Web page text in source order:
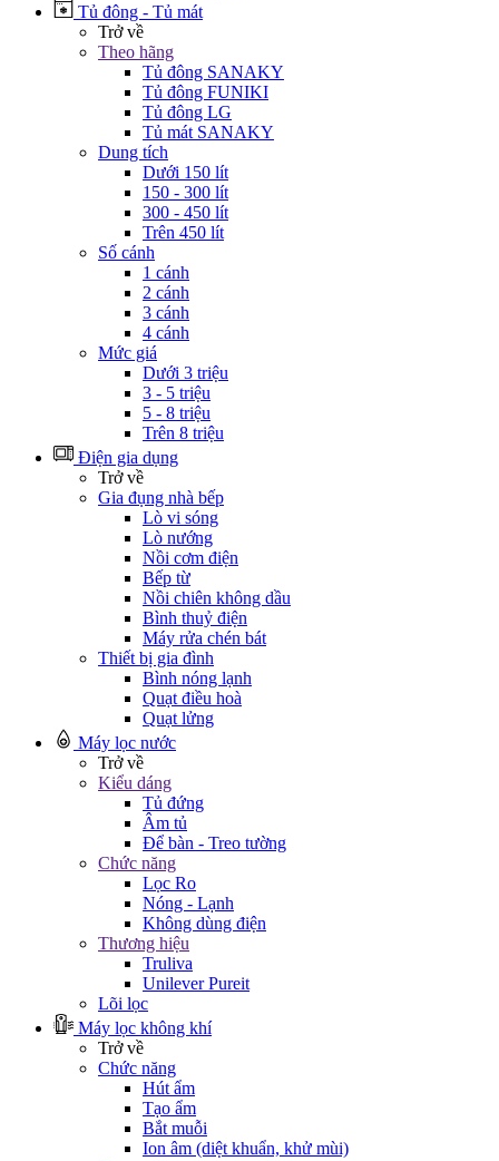
Tủ đông - Tủ mát
Trở về
Theo hãng
Tủ đông SANAKY
Tủ đông FUNIKI
Tủ đông LG
Tủ mát SANAKY
Dung tích
Dưới 150 lít
150 - 300 lít
300 - 450 lít
Trên 450 lít
Số cánh
1 cánh
2 cánh
3 cánh
4 cánh
Mức giá
Dưới 3 triệu
3 - 5 triệu
5 - 8 triệu
Trên 8 triệu
Điện gia dụng
Trở về
Gia đụng nhà bếp
Lò vi sóng
Lò nướng
Nồi cơm điện
Bếp từ
Nồi chiên không dầu
Bình thuỷ điện
Máy rửa chén bát
Thiết bị gia đình
Bình nóng lạnh
Quạt điều hoà
Quạt lửng
Máy lọc nước
Trở về
Kiểu dáng
Tủ đứng
Âm tủ
Để bàn - Treo tường
Chức năng
Lọc Ro
Nóng - Lạnh
Không dùng điện
Thương hiệu
Truliva
Unilever Pureit
Lõi lọc
Máy lọc không khí
Trở về
Chức năng
Hút ẩm
Tạo ẩm
Bắt muỗi
Ion âm (diệt khuẩn, khử mùi)